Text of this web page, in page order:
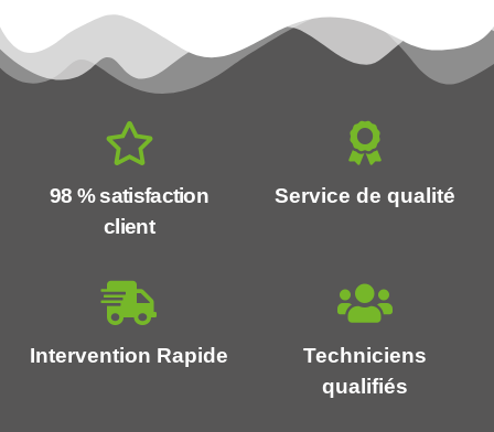
98 % satisfaction
client
Service de qualité
Intervention Rapide
Techniciens
qualifiés